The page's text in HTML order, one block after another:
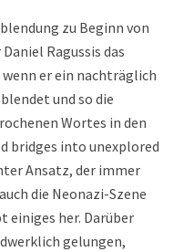
zu Beginn von
Ragussis das
er ein nachträglich
und so die
Wortes in den
bridges into unexplored
Ansatz, der immer
die Neonazi-Szene
her. Darüber
gelungen,